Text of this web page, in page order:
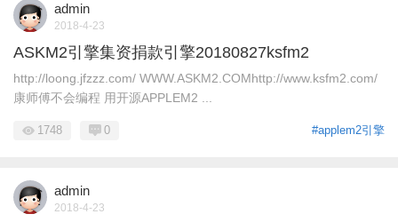
admin
2018-4-23
ASKM2引擎集资捐款引擎20180827ksfm2
http://loong.jfzzz.com/ WWW.ASKM2.COMhttp://www.ksfm2.com/
康师傅不会编程 用开源APPLEM2 ...
#applem2引擎
1748 0
admin
2018-4-23